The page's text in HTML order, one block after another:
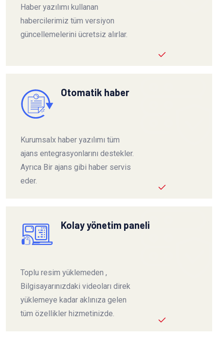
Haber yazılımı kullanan
habercilerimiz tüm versiyon
güncellemelerini ücretsiz alırlar.
Otomatik haber
Kurumsalx haber yazılımı tüm
ajans entegrasyonlarını destekler.
Ayrıca Bir ajans gibi haber servis
eder.
Kolay yönetim paneli
Toplu resim yüklemeden ,
Bilgisayarınızdaki videoları direk
yüklemeye kadar aklınıza gelen
tüm özellikler hizmetinizde.